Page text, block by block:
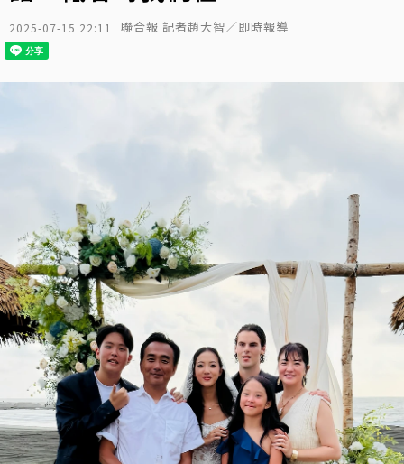
2025-07-15 22:11 聯合報 記者趙大智／即時報導